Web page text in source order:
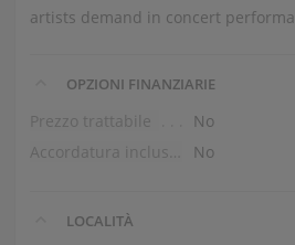
artists demand in concert
OPZIONI FINANZIARIE
Prezzo trattabile
No
No
LOCALITÀ